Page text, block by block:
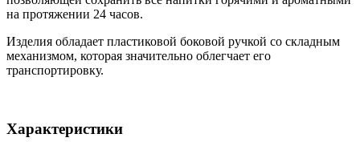
на протяжении 24 часов.
Изделия обладает пластиковой боковой ручкой со складным
механизмом, которая значительно облегчает его
транспортировку.
Характеристики